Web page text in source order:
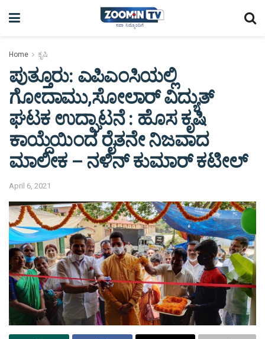
Home ಕೃಷಿ
ಪುತ್ತೂರು: ಎಪಿಎಂಸಿಯಲ್ಲಿ
ಗೋದಾಮು,ಸೋಲಾರ್ ವಿದ್ಯುತ್
ಘಟಕ ಉದ್ಘಾಟನೆ : ಹೊಸ ಕೃಷಿ
ಕಾಯ್ದೆಯಿಂದ ರೈತನೇ ನಿಜವಾದ
ಮಾಲೀಕ – ನಳಿನ್ ಕುಮಾರ್ ಕಟೀಲ್
April 6, 2021